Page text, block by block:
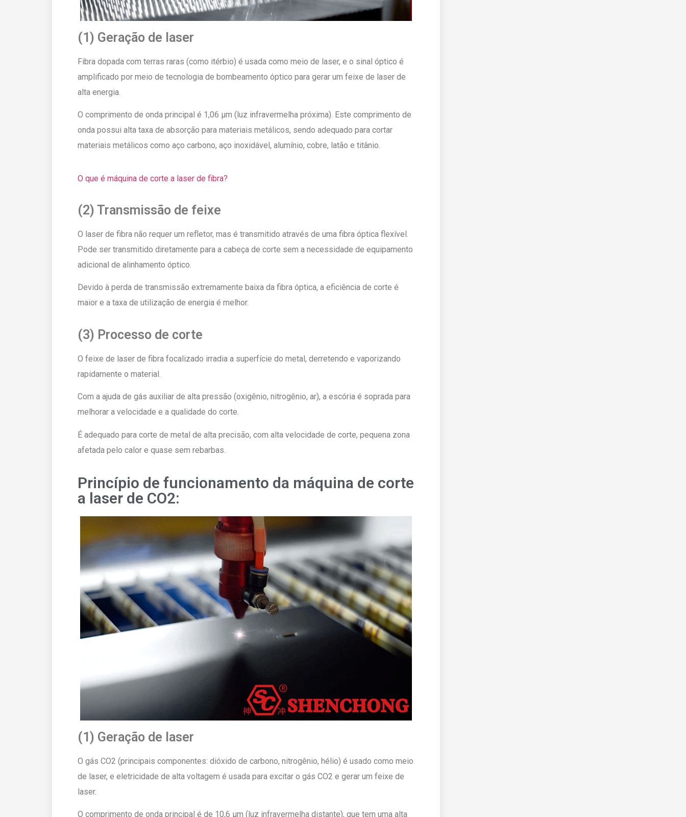
(1) Geração de laser
Fibra dopada com terras raras (como itérbio) é usada como meio de laser, e o sinal óptico é
amplificado por meio de tecnologia de bombeamento óptico para gerar um feixe de laser de
alta energia.
O comprimento de onda principal é 1,06 μm (luz infravermelha próxima). Este comprimento de
onda possui alta taxa de absorção para materiais metálicos, sendo adequado para cortar
materiais metálicos como aço carbono, aço inoxidável, alumínio, cobre, latão e titânio.
O que é máquina de corte a laser de fibra?
(2) Transmissão de feixe
O laser de fibra não requer um refletor, mas é transmitido através de uma fibra óptica flexível.
Pode ser transmitido diretamente para a cabeça de corte sem a necessidade de equipamento
adicional de alinhamento óptico.
Devido à perda de transmissão extremamente baixa da fibra óptica, a eficiência de corte é
maior e a taxa de utilização de energia é melhor.
(3) Processo de corte
O feixe de laser de fibra focalizado irradia a superfície do metal, derretendo e vaporizando
rapidamente o material.
Com a ajuda de gás auxiliar de alta pressão (oxigênio, nitrogênio, ar), a escória é soprada para
melhorar a velocidade e a qualidade do corte.
É adequado para corte de metal de alta precisão, com alta velocidade de corte, pequena zona
afetada pelo calor e quase sem rebarbas.
Princípio de funcionamento da máquina de corte
a laser de CO2:
(1) Geração de laser
O gás CO2 (principais componentes: dióxido de carbono, nitrogênio, hélio) é usado como meio
de laser, e eletricidade de alta voltagem é usada para excitar o gás CO2 e gerar um feixe de
laser.
O comprimento de onda principal é de 10,6 μm (luz infravermelha distante), que tem uma alta